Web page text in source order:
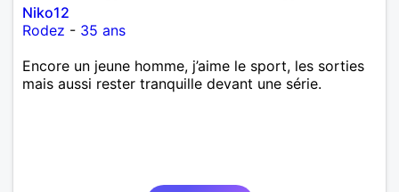
Niko12
Rodez - 35 ans
Encore un jeune homme, j’aime le sport, les sorties
mais aussi rester tranquille devant une série.